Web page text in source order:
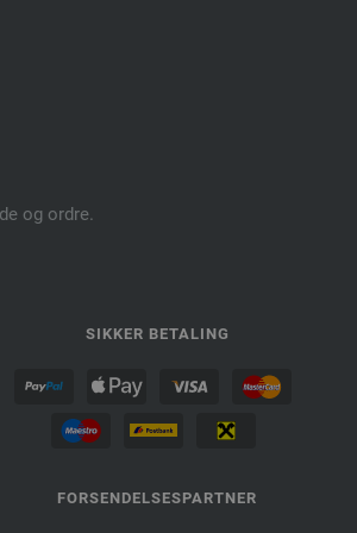
og ordre.
SIKKER BETALING
FORSENDELSESPARTNER